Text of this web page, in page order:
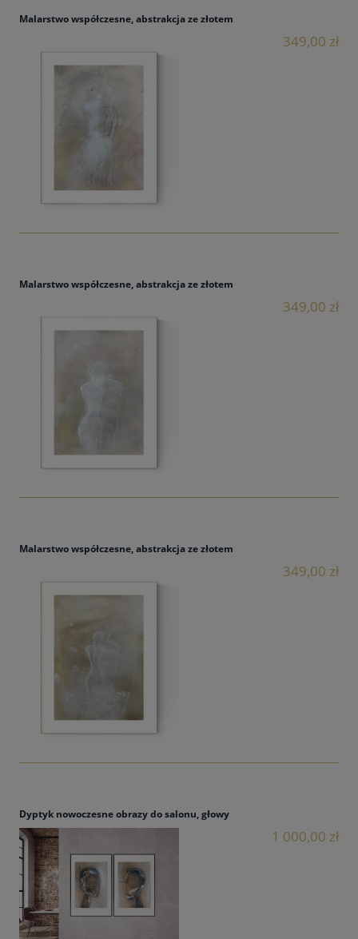
Malarstwo współczesne, abstrakcja ze złotem
349,00 zł
Malarstwo współczesne, abstrakcja ze złotem
349,00 zł
Malarstwo współczesne, abstrakcja ze złotem
349,00 zł
Dyptyk nowoczesne obrazy do salonu, głowy
1 000,00 zł